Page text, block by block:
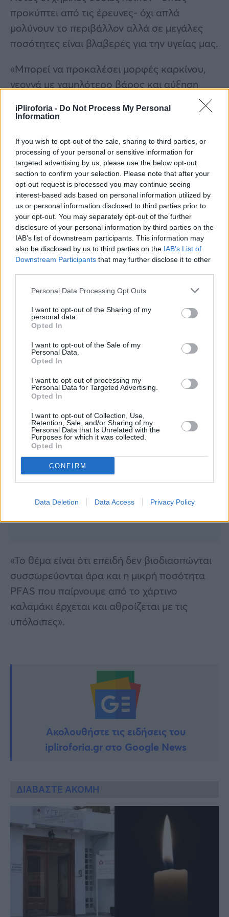
iPliroforia - Do Not Process My Personal
Information
If you wish to opt-out of the sale, sharing to third parties, or
processing of your personal or sensitive information for
targeted advertising by us, please use the below opt-out
section to confirm your selection. Please note that after your
opt-out request is processed you may continue seeing
interest-based ads based on personal information utilized by
us or personal information disclosed to third parties prior to
your opt-out. You may separately opt-out of the further
disclosure of your personal information by third parties on the
IAB’s list of downstream participants. This information may
also be disclosed by us to third parties on the IAB’s List of
Downstream Participants that may further disclose it to other
Personal Data Processing Opt Outs
I want to opt-out of the Sharing of my
personal data.
Opted In
I want to opt-out of the Sale of my
Personal Data.
Opted In
I want to opt-out of processing my
Personal Data for Targeted Advertising.
Opted In
I want to opt-out of Collection, Use,
Retention, Sale, and/or Sharing of my
Personal Data that Is Unrelated with the
Purposes for which it was collected.
Opted In
CONFIRM
Data Deletion Data Access Privacy Policy
προκύπτει από τις έρευνες- όχι απλά
μολύνουν το περιβάλλον αλλά σε μεγάλες
ποσότητες είναι βλαβερές για την υγείας μας.
«Μπορεί να προκαλέσει μορφές καρκίνου,
νεογνά με χαμηλότερο βάρος και αύξηση
χοληστερίνης», σημείωσε ο κ. Κατσογιάννης.
χημείας Ιωάννης Κατσογιάννης, τα χάρτινα
καλαμάκια μπορεί να εμπεριέχουν μικρή
ποσότητα PFAS ωστόσο η καθημερινή χρήση
τους σε καφέδες, ποτά και άλλα ροφήματα
τα καθιστά ιδιαίτερα βλαβερά για την υγεία
μας.
«Το θέμα είναι ότι επειδή δεν βιοδιασπώνται
συσσωρεύονται άρα και η μικρή ποσότητα
PFAS που παίρνουμε από το χάρτινο
καλαμάκι έρχεται και αθροίζεται με τις
υπόλοιπες».
Ακολουθήστε τις ειδήσεις του
ipliroforia.gr στο Google News
ΔΙΑΒΑΣΤΕ ΑΚΟΜΗ